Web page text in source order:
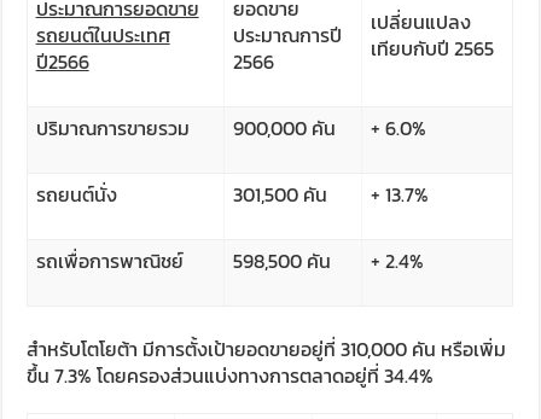
ประมาณการยอดขาย
รถยนต์ในประเทศ
ปี2566
ยอดขาย
ประมาณการปี
2566
เปลี่ยนแปลง
เทียบกับปี 2565
ปริมาณการขายรวม 900,000 คัน + 6.0%
รถยนต์นั่ง 301,500 คัน + 13.7%
รถเพื่อการพาณิชย์ 598,500 คัน + 2.4%
สำหรับโตโยต้า มีการตั้งเป้ายอดขายอยู่ที่ 310,000 คัน หรือเพิ่ม
ขึ้น 7.3% โดยครองส่วนแบ่งทางการตลาดอยู่ที่ 34.4%